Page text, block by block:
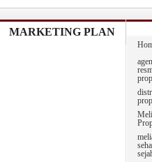
MARKETING PLAN
agen